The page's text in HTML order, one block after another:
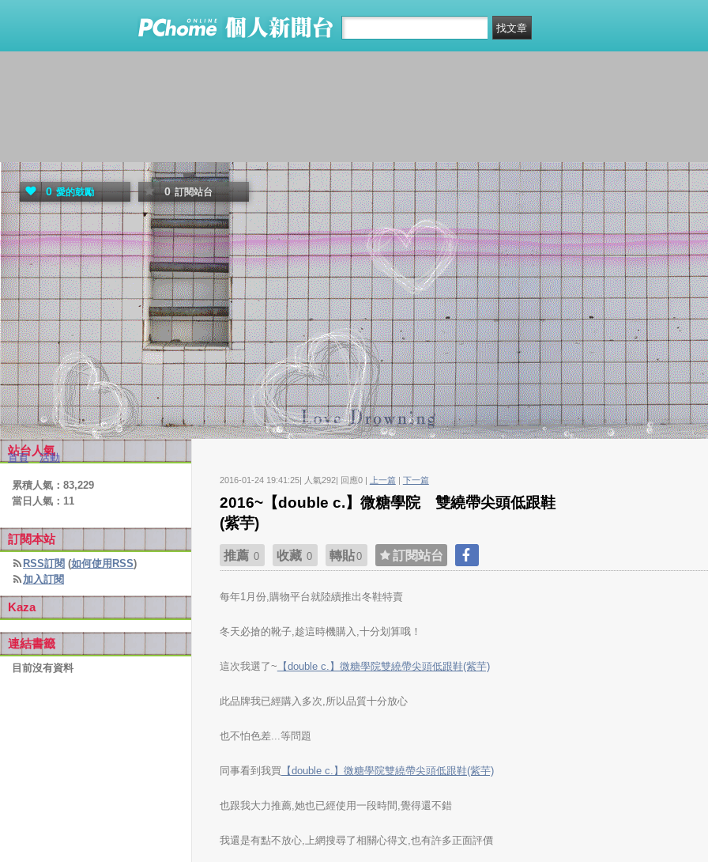
0 愛的鼓勵 0 訂閱站台
首頁 活動
2016-01-24 19:41:25| 人氣292| 回應0 | 上一篇| 下一篇
2016~【double c.】微糖學院 雙繞帶尖頭低跟鞋
(紫芋)
推薦 0 收藏 0 轉貼0 訂閱站台
每年1月份,購物平台就陸續推出冬鞋特賣
冬天必搶的靴子,趁這時機購入,十分划算哦！
這次我選了~ 【double c.】微糖學院雙繞帶尖頭低跟鞋(紫芋)
此品牌我已經購入多次,所以品質十分放心
也不怕色差...等問題
同事看到我買 【double c.】微糖學院雙繞帶尖頭低跟鞋(紫芋)
也跟我大力推薦,她也已經使用一段時間,覺得還不錯
我還是有點不放心,上網搜尋了相關心得文,也有許多正面評價
站台人氣
累積人氣： 83,229
當日人氣： 11
訂閱本站
RSS訂閱 (如何使用RSS)
加入訂閱
Kaza
連結書籤
目前沒有資料